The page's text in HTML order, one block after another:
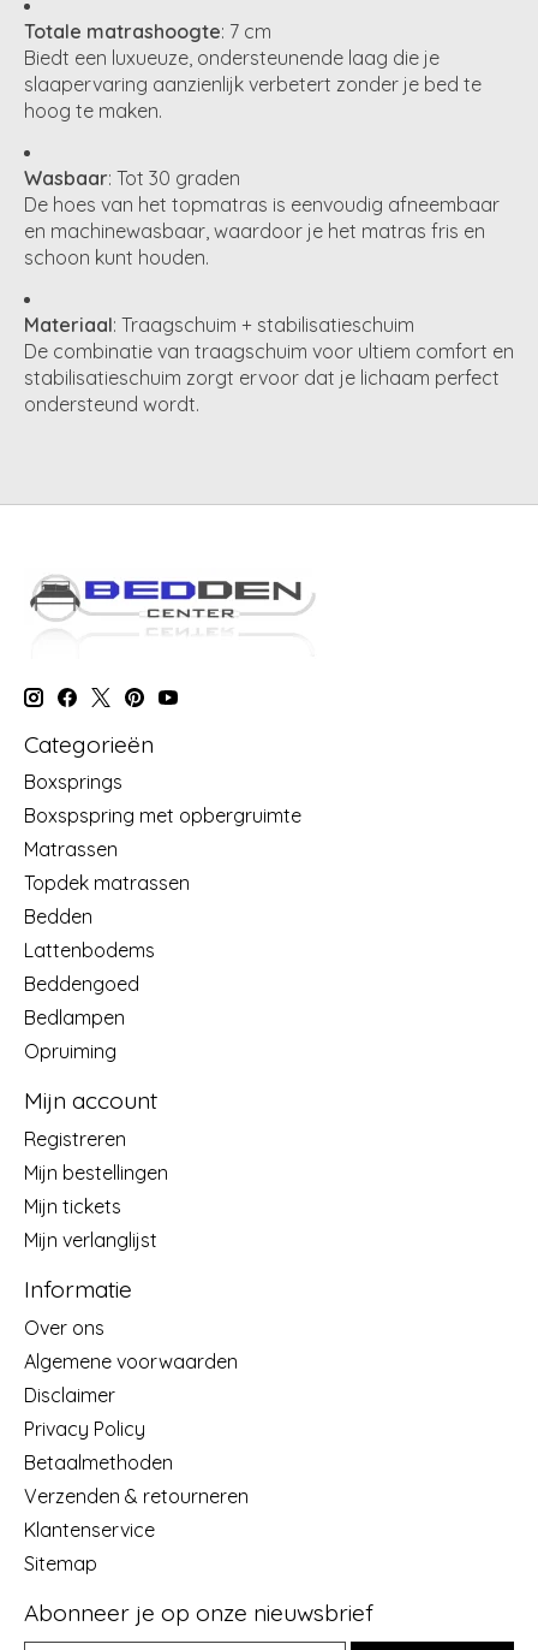
Totale matrashoogte: 7 cm
Biedt een luxueuze, ondersteunende laag die je
slaapervaring aanzienlijk verbetert zonder je bed te
hoog te maken.
Wasbaar: Tot 30 graden
De hoes van het topmatras is eenvoudig afneembaar
en machinewasbaar, waardoor je het matras fris en
schoon kunt houden.
Materiaal: Traagschuim + stabilisatieschuim
De combinatie van traagschuim voor ultiem comfort en
stabilisatieschuim zorgt ervoor dat je lichaam perfect
ondersteund wordt.
Categorieën
Boxsprings
Boxspspring met opbergruimte
Matrassen
Topdek matrassen
Bedden
Lattenbodems
Beddengoed
Bedlampen
Opruiming
Mijn account
Registreren
Mijn bestellingen
Mijn tickets
Mijn verlanglijst
Informatie
Over ons
Algemene voorwaarden
Disclaimer
Privacy Policy
Betaalmethoden
Verzenden & retourneren
Klantenservice
Sitemap
Abonneer je op onze nieuwsbrief